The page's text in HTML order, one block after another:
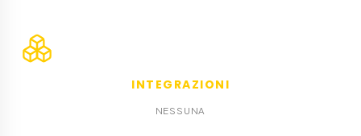
INTEGRAZIONI
NESSUNA